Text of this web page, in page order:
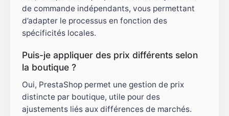
de commande indépendants, vous permettant
d’adapter le processus en fonction des
spécificités locales.
Puis-je appliquer des prix différents selon
la boutique ?
Oui, PrestaShop permet une gestion de prix
distincte par boutique, utile pour des
ajustements liés aux différences de marchés.